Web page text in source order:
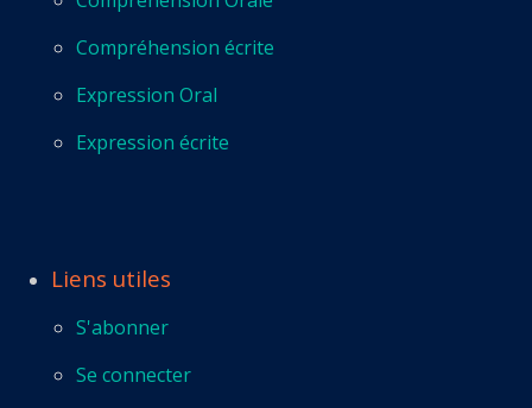
Compréhension écrite
Expression Oral
Expression écrite
Liens utiles
S'abonner
Se connecter